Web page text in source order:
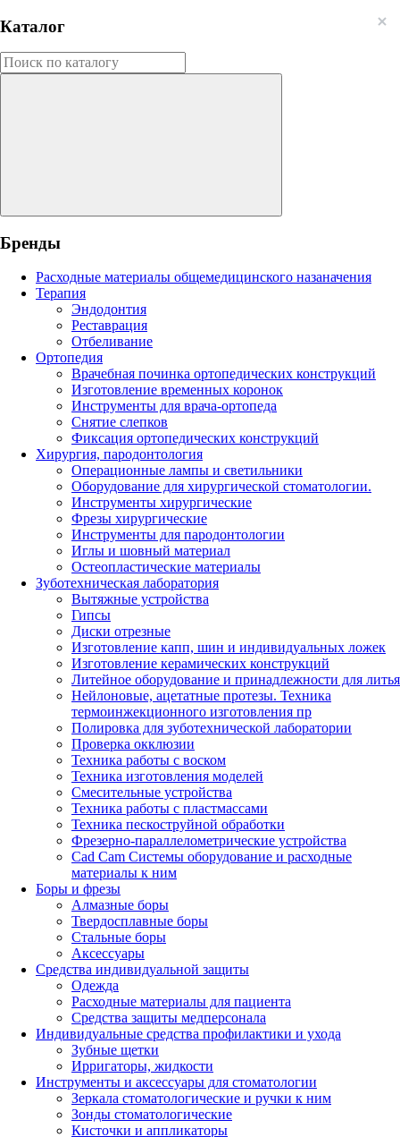
Каталог
Бренды
Расходные материалы общемедицинского назаначения
Терапия
Эндодонтия
Реставрация
Отбеливание
Ортопедия
Врачебная починка ортопедических конструкций
Изготовление временных коронок
Инструменты для врача-ортопеда
Снятие слепков
Фиксация ортопедических конструкций
Хирургия, пародонтология
Операционные лампы и светильники
Оборудование для хирургической стоматологии.
Инструменты хирургические
Фрезы хирургические
Инструменты для пародонтологии
Иглы и шовный материал
Остеопластические материалы
Зуботехническая лаборатория
Вытяжные устройства
Гипсы
Диски отрезные
Изготовление капп, шин и индивидуальных ложек
Изготовление керамических конструкций
Литейное оборудование и принадлежности для литья
Нейлоновые, ацетатные протезы. Техника
термоинжекционного изготовления пр
Полировка для зуботехнической лаборатории
Проверка окклюзии
Техника работы с воском
Техника изготовления моделей
Смесительные устройства
Техника работы с пластмассами
Техника пескоструйной обработки
Фрезерно-параллелометрические устройства
Cad Cam Системы оборудование и расходные
материалы к ним
Боры и фрезы
Алмазные боры
Твердосплавные боры
Стальные боры
Аксессуары
Средства индивидуальной защиты
Одежда
Расходные материалы для пациента
Средства защиты медперсонала
Индивидуальные средства профилактики и ухода
Зубные щетки
Ирригаторы, жидкости
Инструменты и аксессуары для стоматологии
Зеркала стоматологические и ручки к ним
Зонды стоматологические
Кисточки и аппликаторы